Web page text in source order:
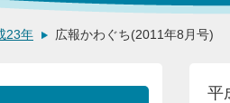
23年 広報かわぐち(2011年8月号)
平